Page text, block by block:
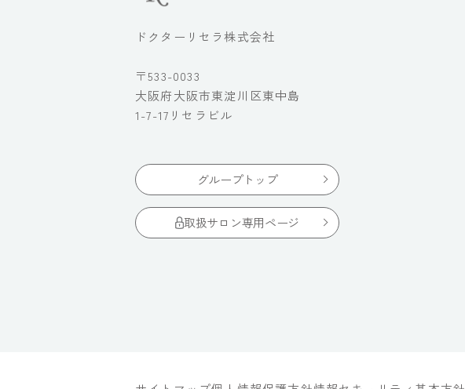
ドクターリセラ株式会社
〒533-0033
大阪府大阪市東淀川区東中島
1-7-17リセラビル
グループトップ
取扱サロン専用ページ